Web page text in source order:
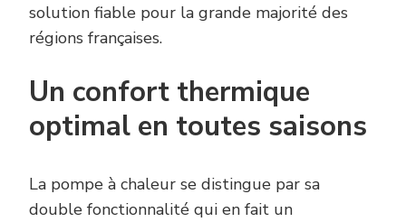
solution fiable pour la grande majorité des
régions françaises.
Un confort thermique
optimal en toutes saisons
La pompe à chaleur se distingue par sa
double fonctionnalité qui en fait un